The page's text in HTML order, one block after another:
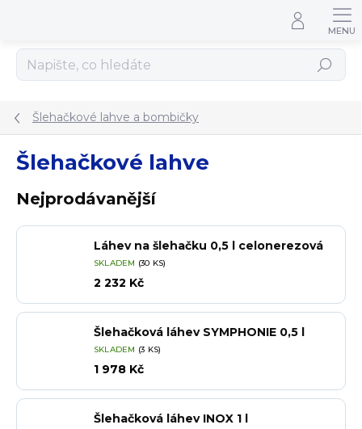
Hledat
Šlehačkové lahve a bombičky
Šlehačkové lahve
Nejprodávanější
Láhev na šlehačku 0,5 l celonerezová
SKLADEM (30 KS)
2 232 Kč
Šlehačková láhev SYMPHONIE 0,5 l
SKLADEM (3 KS)
1 978 Kč
Šlehačková láhev INOX 1 l